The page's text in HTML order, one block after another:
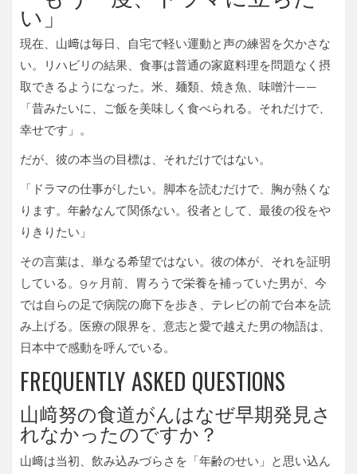
い」
現在、山﨑は毎日、自宅で軽い運動と声の練習を欠かさな
い。リハビリの結果、食事は普通の家庭料理を問題なく摂
取できるようになった。米、麺類、焼き魚、味噌汁——
「昔みたいに、ご飯を美味しく食べられる。それだけで、
幸せです」。
だが、彼の本当の目標は、それだけではない。
「ドラマの仕事がしたい。脚本を読むだけで、胸が熱くな
ります。年齢なんて関係ない。役者として、最後の役をや
りきりたい」
その言葉は、単なる希望ではない。彼の体が、それを証明
している。9ヶ月前、胃ろうで栄養を補っていた男が、今
では自らの足で病院の廊下を歩き、テレビの前で台本を読
み上げる。医療の限界を、意志と愛で越えた男の物語は、
日本中で感動を呼んでいる。
FREQUENTLY ASKED QUESTIONS
山﨑努の食道がんはなぜ早期発見さ
れなかったのですか？
山﨑は当初、飲み込みづらさを「年齢のせい」と思い込ん